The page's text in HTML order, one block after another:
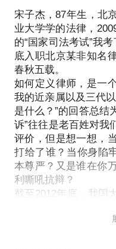
当遭受不公需要维权
给律师？让我教给你
附注：这不是法务咨
法律知识，果壳网和
责任。
【在行郑重提示】：
域的个人经验、意见
不具有任何法律效力
您通过正式途径签订
或其他形式的聘用合
表平台观点，平台对
产怎么分？孩子怎么
女反目？
医疗纠纷如何用法律
架还是诉讼？如何确
偿？
除了法律条款，如何
情。
选律师，越贵越好吗
所？对此，我可以作
当遭受不公需要维权
给律师？让我教给你
附注：这不是法务咨
法律知识，果壳网和
宋子杰，87年生，北
业大学学的法律，
的“国家司法考试”我
底入职北京某非知名
春秋五载。
如何定义律师，是一
我的近亲属以及三代
是什么？”的回答总结
诉”往往是老百姓对我
评价，但是想一想，
打给了谁？当你身陷
本尊严？又是谁在你
利嘶吼抗辩？
截至2012年底，我国
法律已经浸润到我们